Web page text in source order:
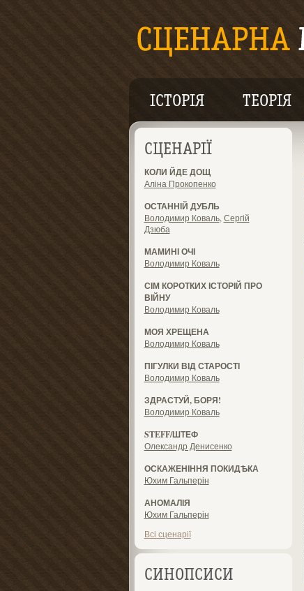
ІСТОРІЯ ТЕОРІЯ
СЦЕНАРІЇ
КОЛИ ЙДЕ ДОЩ
Аліна Прокопенко
ОСТАННІЙ ДУБЛЬ
Володимир Коваль, Сергій
Дзюба
МАМИНІ ОЧІ
Володимир Коваль
СІМ КОРОТКИХ ІСТОРІЙ ПРО
ВІЙНУ
Володимир Коваль
МОЯ ХРЕЩЕНА
Володимир Коваль
ПІГУЛКИ ВІД СТАРОСТІ
Володимир Коваль
ЗДРАСТУЙ, БОРЯ!
Володимир Коваль
STEFF/ШТЕФ
Олександр Денисенко
ОСКАЖЕНІННЯ ПОКИДѢКА
Юхим Гальперін
АНОМАЛІЯ
Юхим Гальперін
Всі сценарії
СИНОПСИСИ